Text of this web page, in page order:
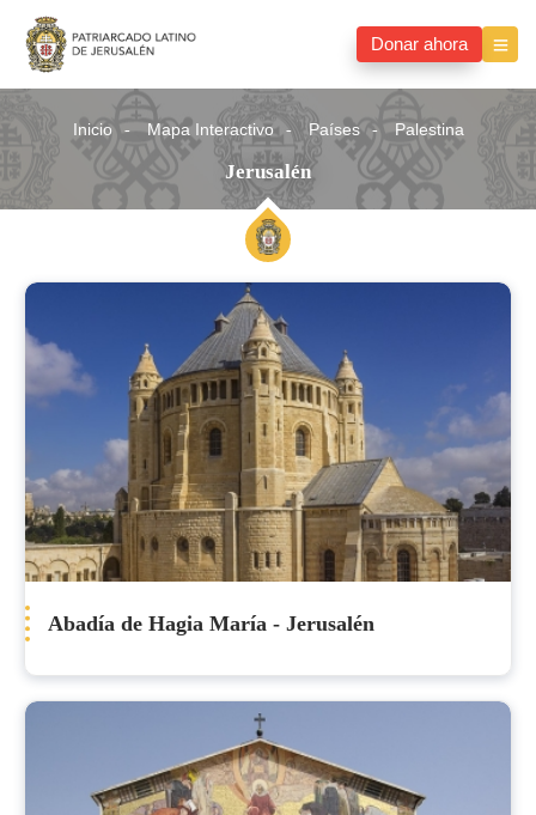
Donar ahora
Inicio Mapa Interactivo Países Palestina
Jerusalén
Jerusalén
Abadía de Hagia María - Jerusalén